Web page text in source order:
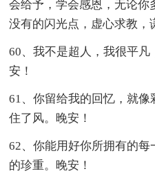
会给予，学会感恩，无论
没有的闪光点，虚心求教，
60、我不是超人，我很平
安！
61、你留给我的回忆，就
住了风。晚安！
62、你能用好你所拥有的
的珍重。晚安！